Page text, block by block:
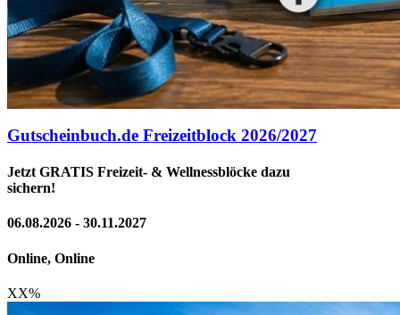
Gutscheinbuch.de Freizeitblock 2026/2027
Jetzt GRATIS Freizeit- & Wellnessblöcke dazu
sichern!
06.08.2026 - 30.11.2027
Online, Online
XX%